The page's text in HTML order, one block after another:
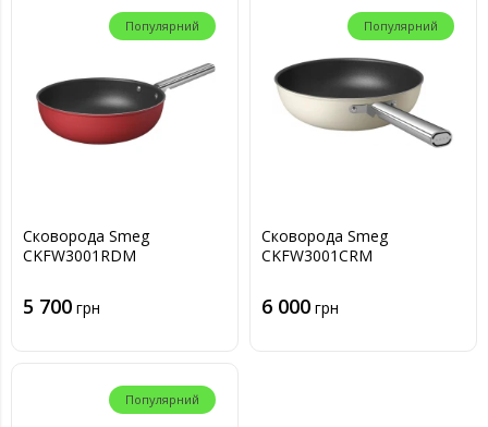
Популярний
Сковорода Smeg
CKFW3001RDM
5 700 грн
Популярний
Сковорода Smeg
CKFW3001CRM
6 000 грн
Популярний